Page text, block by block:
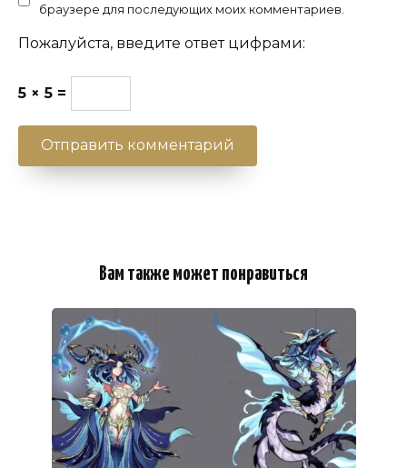
браузере для последующих моих комментариев.
Пожалуйста, введите ответ цифрами:
5 × 5 =
Вам также может понравиться